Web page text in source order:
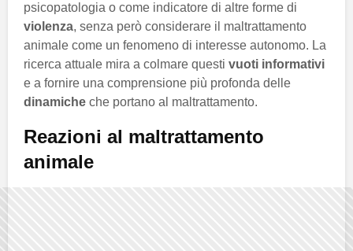
psicopatologia o come indicatore di altre forme di
violenza, senza però considerare il maltrattamento
animale come un fenomeno di interesse autonomo. La
ricerca attuale mira a colmare questi vuoti informativi
e a fornire una comprensione più profonda delle
dinamiche che portano al maltrattamento.
Reazioni al maltrattamento
animale